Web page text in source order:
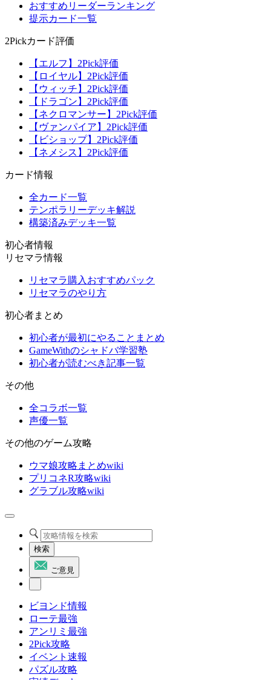
おすすめリーダーランキング
提示カード一覧
2Pickカード評価
【エルフ】2Pick評価
【ロイヤル】2Pick評価
【ウィッチ】2Pick評価
【ドラゴン】2Pick評価
【ネクロマンサー】2Pick評価
【ヴァンパイア】2Pick評価
【ビショップ】2Pick評価
【ネメシス】2Pick評価
カード情報
全カード一覧
テンポラリーデッキ解説
構築済みデッキ一覧
初心者情報
リセマラ情報
リセマラ購入おすすめパック
リセマラのやり方
初心者まとめ
初心者が最初にやることまとめ
GameWithのシャドバ学習塾
初心者が読むべき記事一覧
その他
全コラボ一覧
声優一覧
その他のゲーム攻略
ウマ娘攻略まとめwiki
プリコネR攻略wiki
グラブル攻略wiki
検索
ご意見
ビヨンド情報
ローテ最強
アンリミ最強
2Pick攻略
イベント速報
パズル攻略